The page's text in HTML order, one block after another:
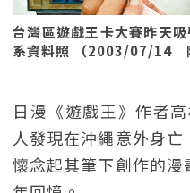
台灣區遊戲王卡大賽昨天
系資料照 （2003/07/14
日漫《遊戲王》作者
人發現在沖繩意外身
懷念起其筆下創作的